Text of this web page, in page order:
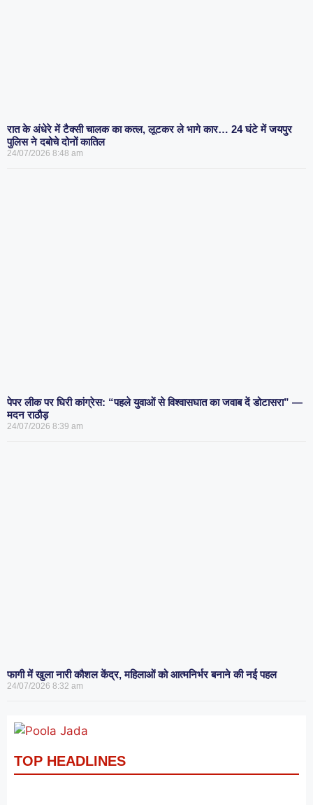
रात के अंधेरे में टैक्सी चालक का कत्ल, लूटकर ले भागे कार… 24 घंटे में जयपुर
पुलिस ने दबोचे दोनों कातिल
24/07/2026 8:48 am
पेपर लीक पर घिरी कांग्रेस: “पहले युवाओं से विश्वासघात का जवाब दें डोटासरा” —
मदन राठौड़
24/07/2026 8:39 am
फागी में खुला नारी कौशल केंद्र, महिलाओं को आत्मनिर्भर बनाने की नई पहल
24/07/2026 8:32 am
TOP HEADLINES